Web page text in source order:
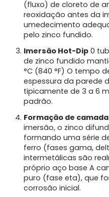
(fluxo) de cloreto de
reoxidação antes da
umedecimento
pelo zinco fundido.
Imersão Hot-Dip0
de zinco fundido
°C (840 °F) O tempo
espessura da parede
tipicamente de 3 a 6
padrão.
Formação de
imersão, o zinco
formando uma série
ferro (fases gama,
intermetálicas são
próprio aço base A
puro (fase eta), que
corrosão inicial.